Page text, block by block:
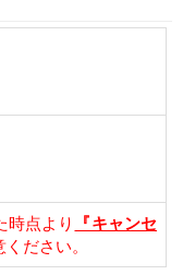
時点より
『キャンセ
ださい。